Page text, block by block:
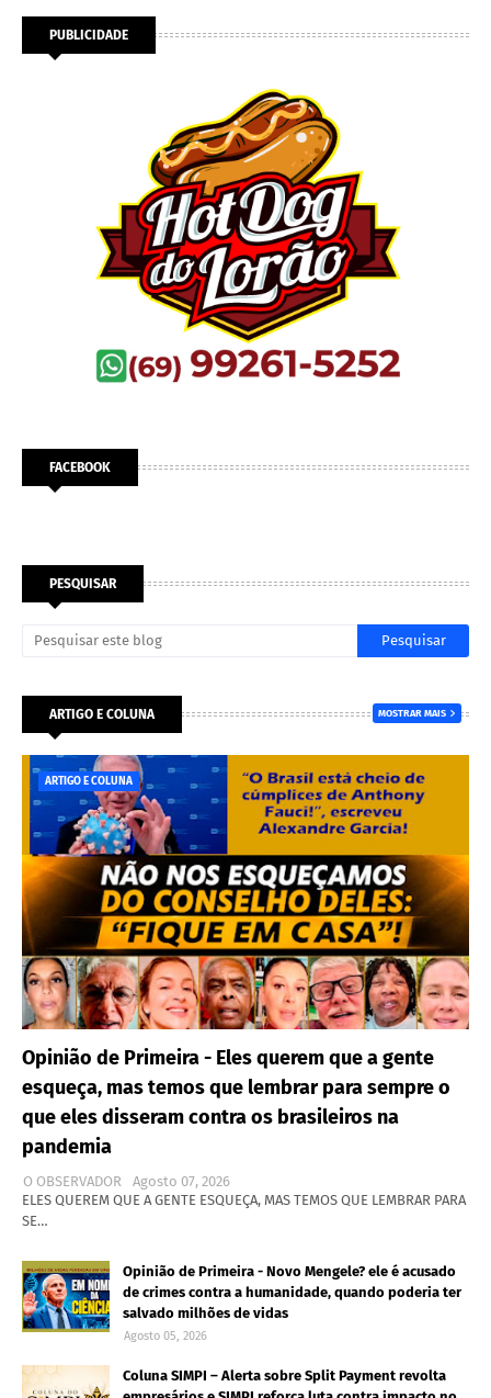
PUBLICIDADE
FACEBOOK
PESQUISAR
ARTIGO E COLUNA MOSTRAR MAIS
ARTIGO E COLUNA
Opinião de Primeira - Eles querem que a gente
esqueça, mas temos que lembrar para sempre o
que eles disseram contra os brasileiros na
pandemia
O OBSERVADOR
Agosto 07, 2026
ELES QUEREM QUE A GENTE ESQUEÇA, MAS TEMOS QUE LEMBRAR PARA
SE…
Opinião de Primeira - Novo Mengele? ele é acusado
de crimes contra a humanidade, quando poderia ter
salvado milhões de vidas
Agosto 05, 2026
Coluna SIMPI – Alerta sobre Split Payment revolta